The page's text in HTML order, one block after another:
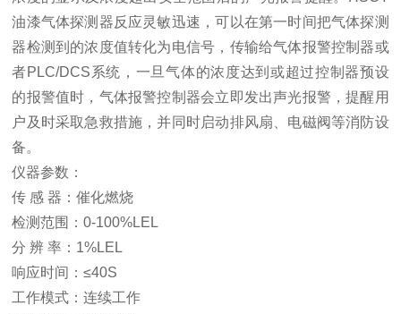
油漆气体探测器反应灵敏迅速，可以在第一时间把气体探测
器检测到的浓度值转化为电信号，传输给气体报警控制器或
者PLC/DCS系统，一旦气体的浓度达到或超过控制器预设
的报警值时，气体报警控制器会立即发出声光报警，提醒用
户及时采取急救措施，并同时启动排风扇、电磁阀等消防设
备。
仪器参数：
传 感 器：催化燃烧
检测范围：0-100%LEL
分 辨 率：1%LEL
响应时间：≤40S
工作模式：连续工作